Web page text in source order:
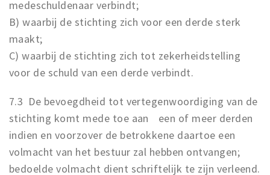
medeschuldenaar verbindt;
B) waarbij de stichting zich voor een derde sterk
maakt;
C) waarbij de stichting zich tot zekerheidstelling
voor de schuld van een derde verbindt.
7.3 De bevoegdheid tot vertegenwoordiging van de
stichting komt mede toe aan een of meer derden
indien en voorzover de betrokkene daartoe een
volmacht van het bestuur zal hebben ontvangen;
bedoelde volmacht dient schriftelijk te zijn verleend.